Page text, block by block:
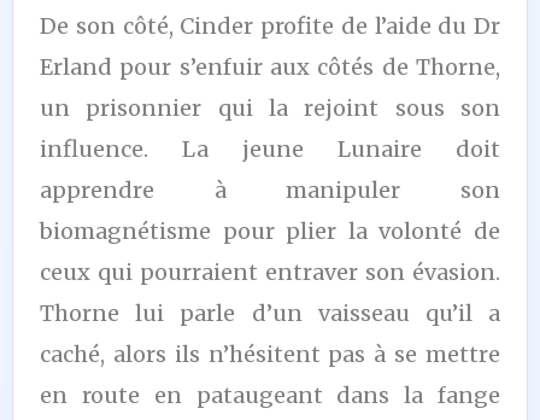
De son côté, Cinder profite de l’aide du Dr
Erland pour s’enfuir aux côtés de Thorne,
un prisonnier qui la rejoint sous son
influence. La jeune Lunaire doit
apprendre à manipuler son
biomagnétisme pour plier la volonté de
ceux qui pourraient entraver son évasion.
Thorne lui parle d’un vaisseau qu’il a
caché, alors ils n’hésitent pas à se mettre
en route en pataugeant dans la fange